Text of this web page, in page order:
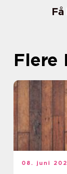
Flere
08. juni